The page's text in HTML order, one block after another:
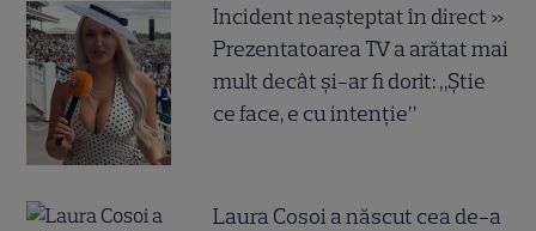
Incident neașteptat în direct »
Prezentatoarea TV a arătat mai
mult decât și-ar fi dorit: „Știe
ce face, e cu intenție”
Laura Cosoi a născut cea de-a